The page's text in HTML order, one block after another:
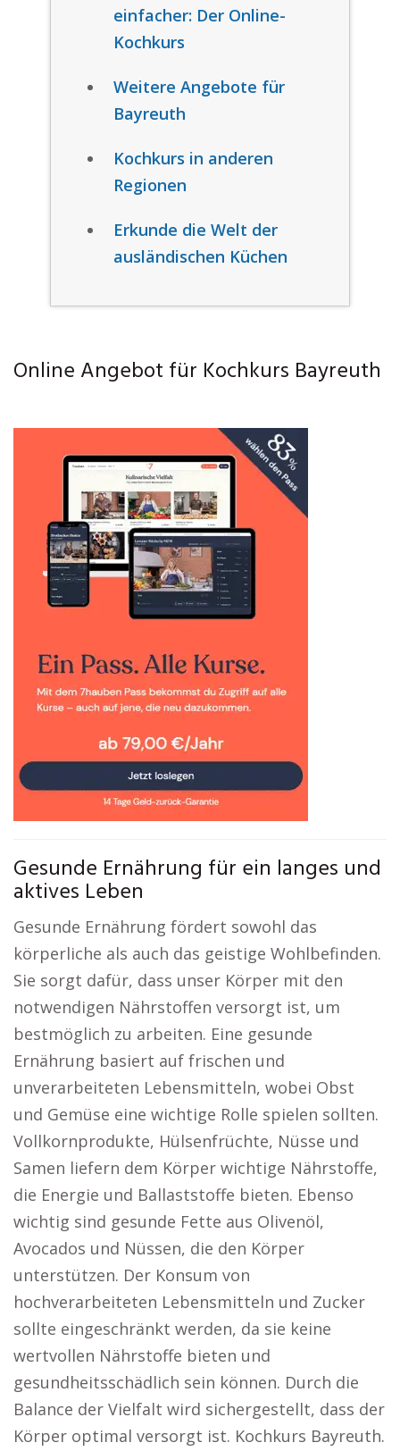
einfacher: Der Online-
Kochkurs
Weitere Angebote für
Bayreuth
Kochkurs in anderen
Regionen
Erkunde die Welt der
ausländischen Küchen
Online Angebot für Kochkurs Bayreuth
Gesunde Ernährung für ein langes und
aktives Leben
Gesunde Ernährung fördert sowohl das
körperliche als auch das geistige Wohlbefinden.
Sie sorgt dafür, dass unser Körper mit den
notwendigen Nährstoffen versorgt ist, um
bestmöglich zu arbeiten. Eine gesunde
Ernährung basiert auf frischen und
unverarbeiteten Lebensmitteln, wobei Obst
und Gemüse eine wichtige Rolle spielen sollten.
Vollkornprodukte, Hülsenfrüchte, Nüsse und
Samen liefern dem Körper wichtige Nährstoffe,
die Energie und Ballaststoffe bieten. Ebenso
wichtig sind gesunde Fette aus Olivenöl,
Avocados und Nüssen, die den Körper
unterstützen. Der Konsum von
hochverarbeiteten Lebensmitteln und Zucker
sollte eingeschränkt werden, da sie keine
wertvollen Nährstoffe bieten und
gesundheitsschädlich sein können. Durch die
Balance der Vielfalt wird sichergestellt, dass der
Körper optimal versorgt ist. Kochkurs Bayreuth.